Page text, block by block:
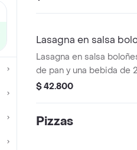
Lasagna en salsa
Lasagna en salsa
de pan y una bebida de
$ 42.800
Pizzas